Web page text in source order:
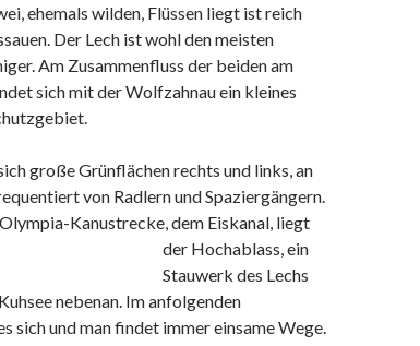
ehemals wilden, Flüssen liegt ist reich
Der Lech ist wohl den meisten
Am Zusammenfluss der beiden am
sich mit der Wolfzahnau ein kleines
große Grünflächen rechts und links, an
von Radlern und Spaziergängern.
Kanustrecke, dem Eiskanal, liegt
der Hochablass, ein
Stauwerk des Lechs
nebenan. Im anfolgenden
sich und man findet immer einsame Wege.